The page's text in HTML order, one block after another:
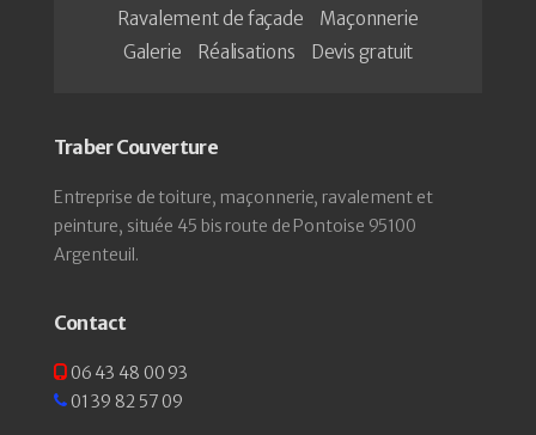
Ravalement de façade
Maçonnerie
Galerie
Réalisations Devis gratuit
Traber Couverture
Entreprise de toiture, maçonnerie, ravalement et
peinture, située 45 bis route de Pontoise 95100
Argenteuil.
Contact
06 43 48 00 93
01 39 82 57 09